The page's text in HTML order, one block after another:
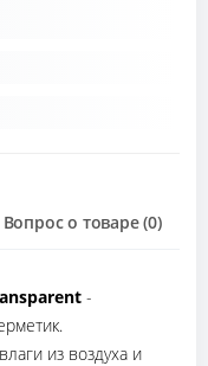
Вопрос о товаре (0)
-
из воздуха и